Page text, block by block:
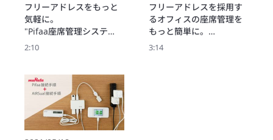
フリーアドレスをもっと
気軽に。
"Pifaa座席管理システ
ム"は、利用者・管理者双
で簡単に実現できるサー
ビスです。利用者が気分
や体調に合わせて座席を
選べるように、環境情報
を表示する機能を備えて
2:10
フリーアドレスを採用す
るオフィスの座席管理を
もっと簡単に。
Pifaaのオフィス向けソリ
3:14